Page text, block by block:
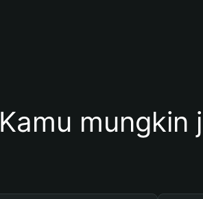
Kamu mungkin